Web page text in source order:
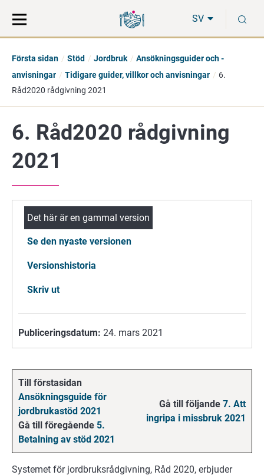
direkt
till
på
hela
SV
Första sidan Stöd Jordbruk
Ansökningsguider och -
anvisningar
Tidigare guider, villkor och anvisningar
6.
Råd2020 rådgivning 2021
6. Råd2020 rådgivning
2021
Det här är en gammal version
Se den nyaste versionen
Versionshistoria
Skriv ut
Publiceringsdatum: 24. mars 2021
Till förstasidan
Ansökningsguide för
jordbrukastöd 2021
Gå till föregående 5.
Betalning av stöd 2021
Gå till följande 7. Att
ingripa i missbruk 2021
Systemet för jordbruksrådgivning, Råd 2020, erbjuder